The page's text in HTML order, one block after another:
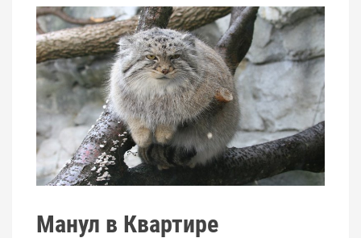
Манул в Квартире